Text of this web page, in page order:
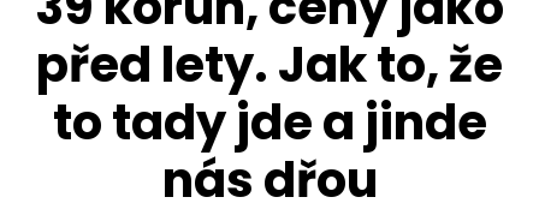
před lety. Jak to, že
to tady jde a jinde
nás dřou